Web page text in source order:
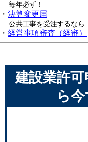
毎年必ず！
・ 決算変更届
公共工事を受注するなら
・ 経営事項審査（経審）
建設業許
ら